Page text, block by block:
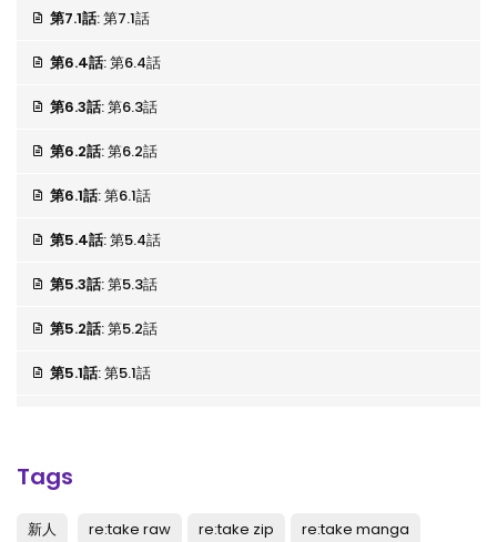
第7.1話: 第7.1話
第6.4話: 第6.4話
第6.3話: 第6.3話
第6.2話: 第6.2話
第6.1話: 第6.1話
第5.4話: 第5.4話
第5.3話: 第5.3話
第5.2話: 第5.2話
第5.1話: 第5.1話
Tags
新人 re:take raw re:take zip
re:take manga